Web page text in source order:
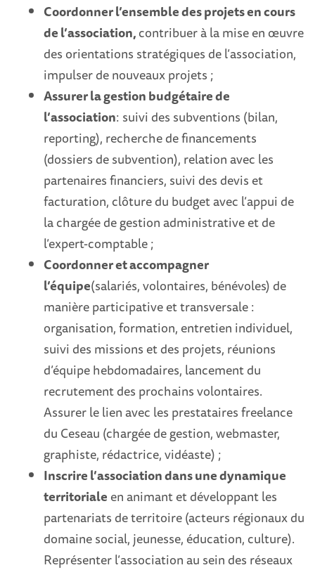
Coordonner l’ensemble des projets en cours
de l’association,contribuer à la mise en œuvre
des orientations stratégiques de l’association,
impulser de nouveaux projets ;
Assurer la gestion budgétaire de
l’association: suivi des subventions (bilan,
reporting), recherche de financements
(dossiers de subvention), relation avec les
partenaires financiers, suivi des devis et
facturation, clôture du budget avec l’appui de
la chargée de gestion administrative et de
l’expert-comptable ;
Coordonner et accompagner
l’équipe(salariés, volontaires, bénévoles) de
manière participative et transversale :
organisation, formation, entretien individuel,
suivi des missions et des projets, réunions
d’équipe hebdomadaires, lancement du
recrutement des prochains volontaires.
Assurer le lien avec les prestataires freelance
du Ceseau (chargée de gestion, webmaster,
graphiste, rédactrice, vidéaste) ;
Inscrire l’association dans une dynamique
territoriale en animant et développant les
partenariats de territoire (acteurs régionaux du
domaine social, jeunesse, éducation, culture).
Représenter l’association au sein des réseaux